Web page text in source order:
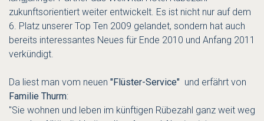
zukunftsorientiert weiter entwickelt. Es ist nicht nur auf dem
6. Platz unserer Top Ten 2009 gelandet, sondern hat auch
bereits interessantes Neues für Ende 2010 und Anfang 2011
verkündigt.
Da liest man vom neuen "Flüster-Service" und erfährt von
Familie Thurm:
"Sie wohnen und leben im künftigen Rübezahl ganz weit weg